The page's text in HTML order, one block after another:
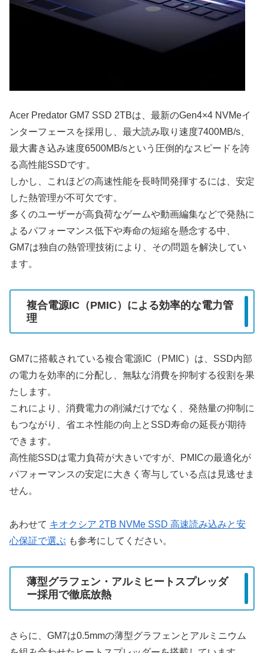
Acer Predator GM7 SSD 2TBは、最新のGen4×4 NVMeイ
ンターフェースを採用し、最大読み取り速度7400MB/s、
最大書き込み速度6500MB/sという圧倒的なスピードを誇
る高性能SSDです。
しかし、これほどの高速性能を長時間発揮するには、安定
した熱管理が不可欠です。
多くのユーザーが高負荷なゲームや動画編集などで発熱に
よるパフォーマンス低下や寿命の短縮を懸念する中、
GM7は独自の熱管理技術により、その問題を解決してい
ます。
複合電源IC（PMIC）による効率的な電力管
理
GM7に搭載されている複合電源IC（PMIC）は、SSD内部
の電力を効率的に分配し、無駄な消費を抑制する役割を果
たします。
これにより、消費電力の削減だけでなく、発熱量の抑制に
もつながり、省エネ性能の向上とSSD寿命の延長が期待
できます。
高性能SSDは電力負荷が大きいですが、PMICの最適化が
パフォーマンスの安定に大きく寄与している点は見逃せま
せん。
あわせて キオクシア 2TB NVMe SSD 高速読み込みと安
心保証で選ぶ も参考にしてください。
薄型グラフェン・アルミヒートスプレッダ
ー採用で徹底放熱
さらに、GM7は0.5mmの薄型グラフェンとアルミニウム